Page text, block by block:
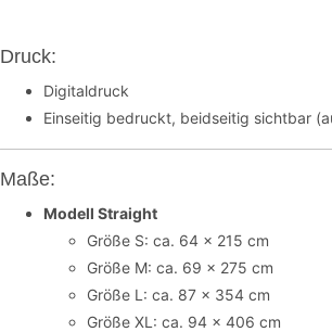
Druck:
Digitaldruck
Einseitig bedruckt, beidseitig sichtbar
Maße:
Modell Straight
Größe S: ca. 64 x 215 cm
Größe M: ca. 69 x 275 cm
Größe L: ca. 87 x 354 cm
Größe XL: ca. 94 x 406 cm